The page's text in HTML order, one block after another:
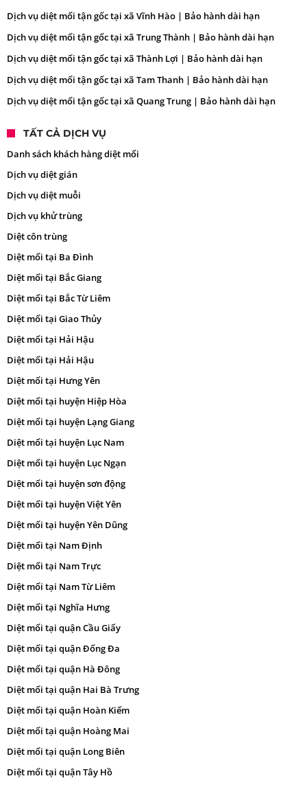
Dịch vụ diệt mối tận gốc tại xã Vĩnh Hào | Bảo hành dài hạn
Dịch vụ diệt mối tận gốc tại xã Trung Thành | Bảo hành dài hạn
Dịch vụ diệt mối tận gốc tại xã Thành Lợi | Bảo hành dài hạn
Dịch vụ diệt mối tận gốc tại xã Tam Thanh | Bảo hành dài hạn
Dịch vụ diệt mối tận gốc tại xã Quang Trung | Bảo hành dài hạn
TẤT CẢ DỊCH VỤ
Danh sách khách hàng diệt mối
Dịch vụ diệt gián
Dịch vụ diệt muỗi
Dịch vụ khử trùng
Diệt côn trùng
Diệt mối tại Ba Đình
Diệt mối tại Bắc Giang
Diệt mối tại Bắc Từ Liêm
Diệt mối tại Giao Thủy
Diệt mối tại Hải Hậu
Diệt mối tại Hải Hậu
Diệt mối tại Hưng Yên
Diệt mối tại huyện Hiệp Hòa
Diệt mối tại huyện Lạng Giang
Diệt mối tại huyện Lục Nam
Diệt mối tại huyện Lục Ngạn
Diệt mối tại huyện sơn động
Diệt mối tại huyện Việt Yên
Diệt mối tại huyện Yên Dũng
Diệt mối tại Nam Định
Diệt mối tại Nam Trực
Diệt mối tại Nam Từ Liêm
Diệt mối tại Nghĩa Hưng
Diệt mối tại quận Cầu Giấy
Diệt mối tại quận Đống Đa
Diệt mối tại quận Hà Đông
Diệt mối tại quận Hai Bà Trưng
Diệt mối tại quận Hoàn Kiếm
Diệt mối tại quận Hoàng Mai
Diệt mối tại quận Long Biên
Diệt mối tại quận Tây Hồ